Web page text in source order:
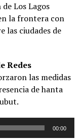
Los Lagos
la frontera con
las ciudades de
Redes
las medidas
de hanta
00:00